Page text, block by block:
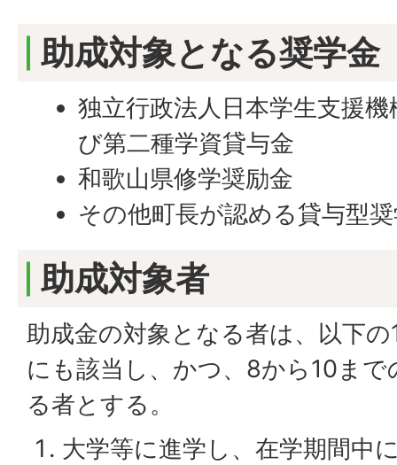
助成対象となる奨学金
独立行政法人日本学生支援
び第二種学資貸与金
和歌山県修学奨励金
その他町長が認める貸与型
助成対象者
助成金の対象となる者は、以下
にも該当し、かつ、8から10ま
る者とする。
大学等に進学し、在学期間中